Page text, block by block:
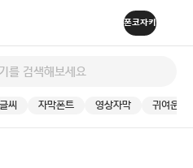
씨 자막폰트 영상자막 귀여운